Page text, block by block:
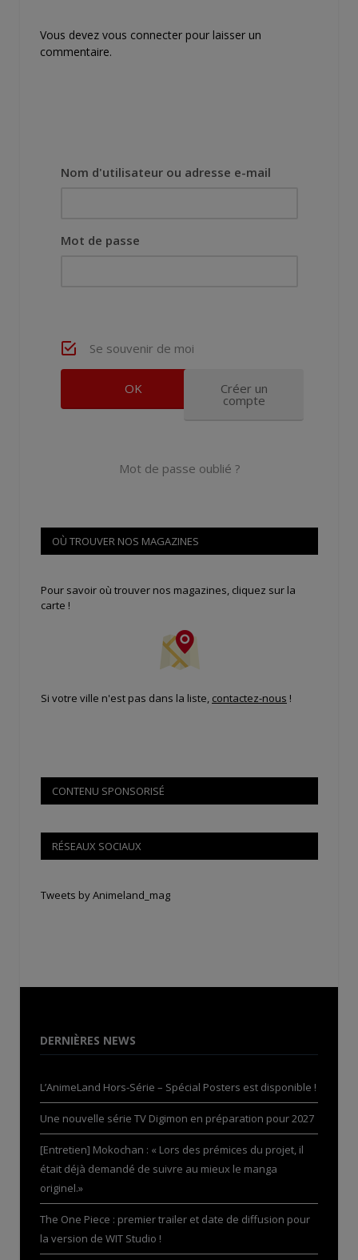
Vous devez vous connecter pour laisser un
commentaire.
Nom d'utilisateur ou adresse e-mail
Mot de passe
Se souvenir de moi
Créer un
compte
Mot de passe oublié ?
OÙ TROUVER NOS MAGAZINES
Pour savoir où trouver nos magazines, cliquez sur la
carte !
Si votre ville n'est pas dans la liste, contactez-nous !
CONTENU SPONSORISÉ
RÉSEAUX SOCIAUX
Tweets by Animeland_mag
DERNIÈRES NEWS
L’AnimeLand Hors-Série – Spécial Posters est disponible !
Une nouvelle série TV Digimon en préparation pour 2027
[Entretien] Mokochan : « Lors des prémices du projet, il
était déjà demandé de suivre au mieux le manga
originel.»
The One Piece : premier trailer et date de diffusion pour
la version de WIT Studio !